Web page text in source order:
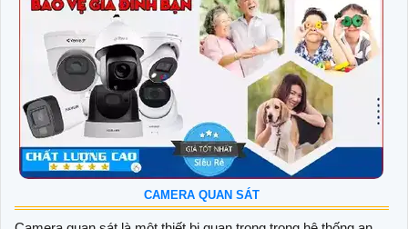
CAMERA QUAN SÁT